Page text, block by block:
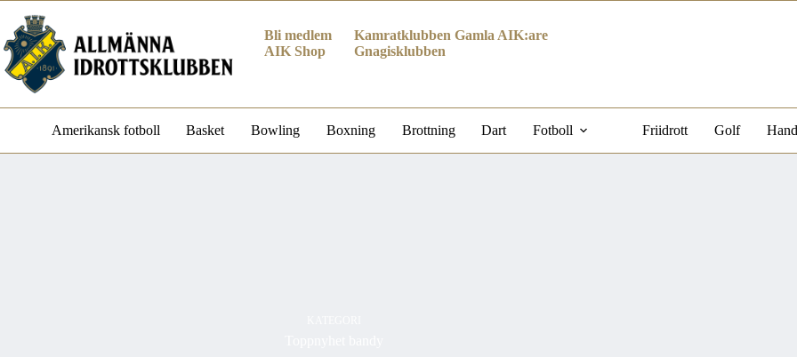
innehåll
Bli medlem
AIK Shop
Kamratklubben Gamla AIK:are
Gnagisklubben
Amerikansk fotboll Basket Bowling Boxning Brottning Dart Fotboll Friidrott Golf